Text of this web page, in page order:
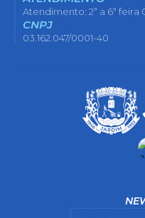
Atendimento: 2ª a 6ª feira
CNPJ
03.162.047/0001-40